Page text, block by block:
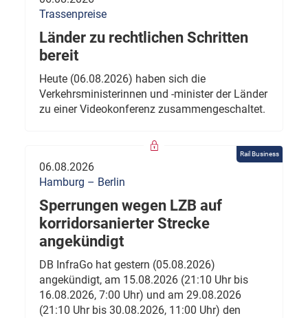
Trassenpreise
Länder zu rechtlichen Schritten
bereit
Heute (06.08.2026) haben sich die
Verkehrsministerinnen und -minister der Länder
zu einer Videokonferenz zusammengeschaltet.
Rail Business
06.08.2026
Hamburg – Berlin
Sperrungen wegen LZB auf
korridorsanierter Strecke
angekündigt
DB InfraGo hat gestern (05.08.2026)
angekündigt, am 15.08.2026 (21:10 Uhr bis
16.08.2026, 7:00 Uhr) und am 29.08.2026
(21:10 Uhr bis 30.08.2026, 11:00 Uhr) den